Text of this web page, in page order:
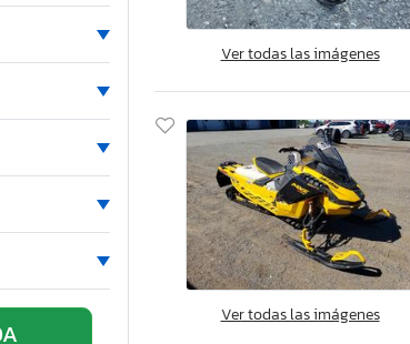
Ver todas las imágenes
Ver todas las imágenes